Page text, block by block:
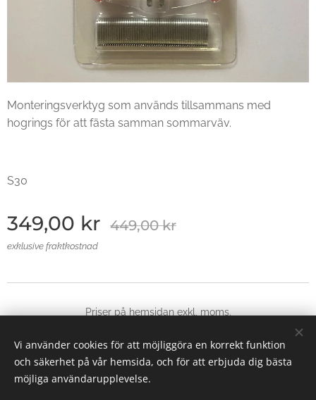
Monteringsverktyg som används tillsammans med
hogrings för att fästa samman sommarväv.
S30
349,00 kr 449,00kr
exklusive fraktkostnad
Priser på hemsidan exkl, moms.
Webnode
Vi använder cookies för att möjliggöra en korrekt funktion
och säkerhet på vår hemsida, och för att erbjuda dig bästa
möjliga användarupplevelse.